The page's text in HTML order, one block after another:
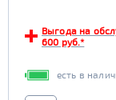
Выгода на
600 руб.*
есть в